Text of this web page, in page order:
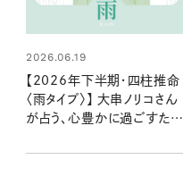
2026.06.19
【2026年下半期・四柱推命
〈雨タイプ〉】 大串ノリコさん
が占う、心豊かに過ごすため